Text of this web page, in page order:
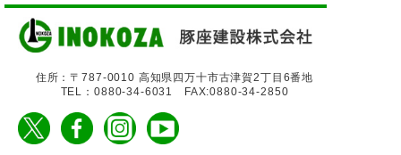
住所：〒787-0010 高知県四万十市古津賀2丁目6番地
TEL：0880-34-6031 FAX:0880-34-2850